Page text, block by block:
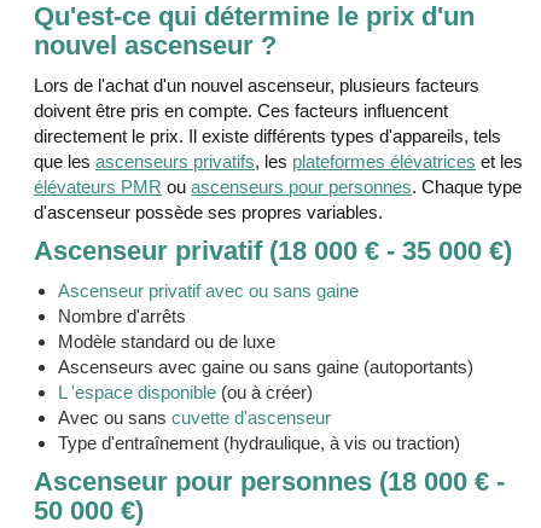
Qu'est-ce qui détermine le prix d'un
nouvel ascenseur ?
Lors de l'achat d'un nouvel ascenseur, plusieurs facteurs
doivent être pris en compte. Ces facteurs influencent
directement le prix. Il existe différents types d'appareils, tels
que les ascenseurs privatifs, les plateformes élévatrices et les
élévateurs PMR ou ascenseurs pour personnes. Chaque type
d'ascenseur possède ses propres variables.
Ascenseur privatif (18 000 € - 35 000 €)
Ascenseur privatif avec ou sans gaine
Nombre d'arrêts
Modèle standard ou de luxe
Ascenseurs avec gaine ou sans gaine (autoportants)
L 'espace disponible (ou à créer)
Avec ou sans cuvette d'ascenseur
Type d'entraînement (hydraulique, à vis ou traction)
Ascenseur pour personnes (18 000 € -
50 000 €)